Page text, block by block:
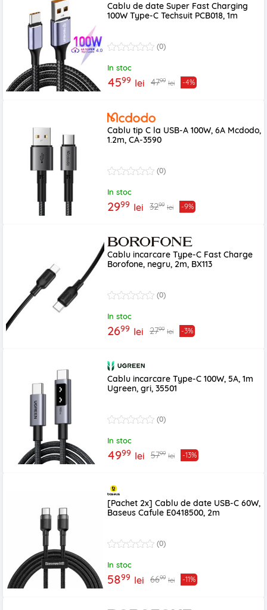
Cablu de date Super Fast Charging
100W Type-C Techsuit PCB018, 1m
(0)
In stoc
4599 lei 4799 lei -4%
Cablu tip C la USB-A 100W, 6A Mcdodo,
1.2m, CA-3590
(0)
In stoc
2999 lei 3299 lei -9%
Cablu incarcare Type-C Fast Charge
Borofone, negru, 2m, BX113
(0)
In stoc
2699 lei 2799 lei -3%
Cablu incarcare Type-C 100W, 5A, 1m
Ugreen, gri, 35501
(0)
In stoc
4999 lei 5799 lei -13%
[Pachet 2x] Cablu de date USB-C 60W,
Baseus Cafule E0418500, 2m
(0)
In stoc
5899 lei 6699 lei -11%